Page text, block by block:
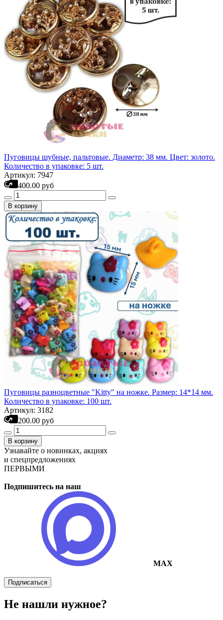
Пуговицы шубные, пальтовые. Диаметр: 38 мм. Цвет: золото.
Количество в упаковке: 5 шт.
Артикул: 7947
400.00 руб
В корзину
Пуговицы разноцветные "Kitty" на ножке. Размер: 14*14 мм.
Количество в упаковке: 100 шт.
Артикул: 3182
200.00 руб
В корзину
Узнавайте о новинках, акциях
и спецпредложениях
ПЕРВЫМИ
Подпишитесь на наш
MAX
Подписаться
Не нашли нужное?